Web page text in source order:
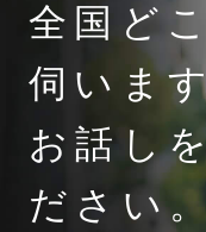
全国ど
伺います
お話し
ださい